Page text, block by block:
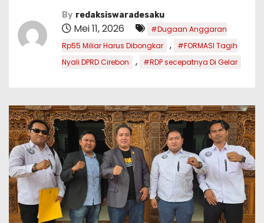
By redaksiswaradesaku
Mei 11, 2026
#Dugaan Anggaran
Rp55 Miliar Harus Dibongkar
,
#FORMASI Tagih
Nyali DPRD Cirebon
, #RDP secepatnya Di Gelar